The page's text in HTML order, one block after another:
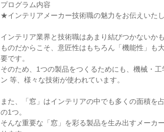
プログラム内容
★インテリアメーカー技術職の魅力をお伝えいた
インテリア業界と技術職はあまり結びつかないか
ものだからこそ、意匠性はもちろん「機能性」も
要です。
そのため、1つの製品をつくるためにも、機械・
ン 等、様々な技術が使われています。
また、「窓」はインテリアの中でも多くの面積を
の1つ。
そんな重要な「窓」を彩る製品を生み出すメーカ